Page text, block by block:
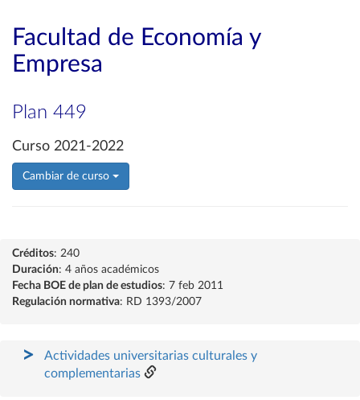
Facultad de Economía y
Empresa
Plan 449
Curso 2021-2022
Cambiar de curso
Créditos: 240
Duración: 4 años académicos
Fecha BOE de plan de estudios: 7 feb 2011
Regulación normativa: RD 1393/2007
Actividades universitarias culturales y
complementarias